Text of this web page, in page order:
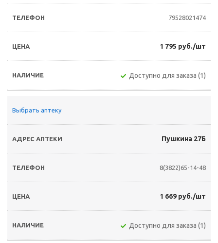
79528021474
1 795 руб./шт
Доступно для заказа (1)
Выбрать аптеку
Пушкина 27Б
8(3822)65-14-48
1 669 руб./шт
Доступно для заказа (1)